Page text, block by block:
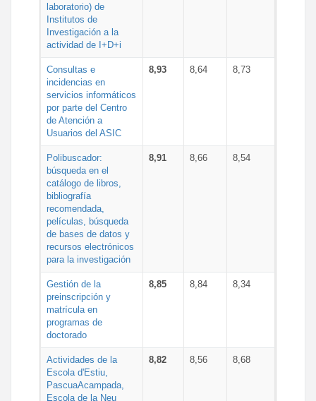
laboratorio) de
Institutos de
Investigación a la
actividad de I+D+i
Consultas e
incidencias en
servicios informáticos
por parte del Centro
de Atención a
Usuarios del ASIC
8,93 8,64 8,73
Polibuscador:
búsqueda en el
catálogo de libros,
bibliografía
recomendada,
películas, búsqueda
de bases de datos y
recursos electrónicos
para la investigación
8,91 8,66 8,54
Gestión de la
preinscripción y
matrícula en
programas de
doctorado
8,85 8,84 8,34
Actividades de la
Escola d'Estiu,
PascuaAcampada,
Escola de la Neu
8,82 8,56 8,68